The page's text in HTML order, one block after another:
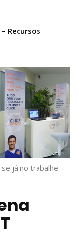
Recursos
já no trabalhe